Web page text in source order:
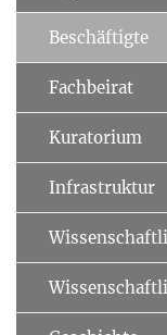
Beschäftigte
Fachbeirat
Kuratorium
Infrastruktur